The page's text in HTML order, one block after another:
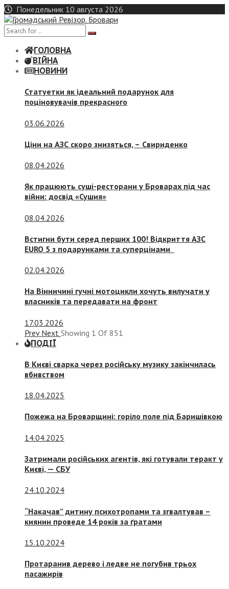
Skip
to
content
Понедельник 10 августа 2026
ГОЛОВНА
ВІЙНА
НОВИНИ
Статуетки як ідеальний подарунок для
поціновувачів прекрасного
03.06.2026
Ціни на АЗС скоро знизяться, – Свириденко
08.04.2026
Як працюють суші-ресторани у Броварах під час
війни: досвід «Сушия»
08.04.2026
Встигни бути серед перших 100! Відкриття АЗС
EURO 5 з подарунками та суперцінами
02.04.2026
На Вінничині гучні мотоцикли хочуть вилучати у
власників та передавати на фронт
17.03.2026
Prev Next Showing 1 Of 851
ПОДІЇ
В Києві сварка через російську музику закінчилась
вбивством
18.04.2025
Пожежа на Броварщині: горіло поле під Баришівкою
14.04.2025
Затримали російських агентів, які готували теракт у
Києві, — СБУ
24.10.2024
“Накачав” дитину психотропами та згвалтував –
киянин проведе 14 років за ґратами
15.10.2024
Протаранив дерево і ледве не погубив трьох
пасажирів